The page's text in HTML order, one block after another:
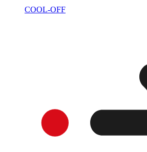
COOL-OFF